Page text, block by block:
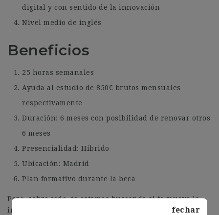
digital y con sentido de la innovación
Nivel medio de inglés
Beneficios
25 horas semanales
Ayuda al estudio de 850€ brutos mensuales
respectivamente
Duración: 6 meses con posibilidad de renovar otros
6 meses
Presencialidad: Híbrido
Ubicación: Madrid
Plan formativo durante la beca
Pero, sobre todo, te estamos buscando si te mueve la
inquietud, el entusiasmo y la pasión por lo que haces.
fechar